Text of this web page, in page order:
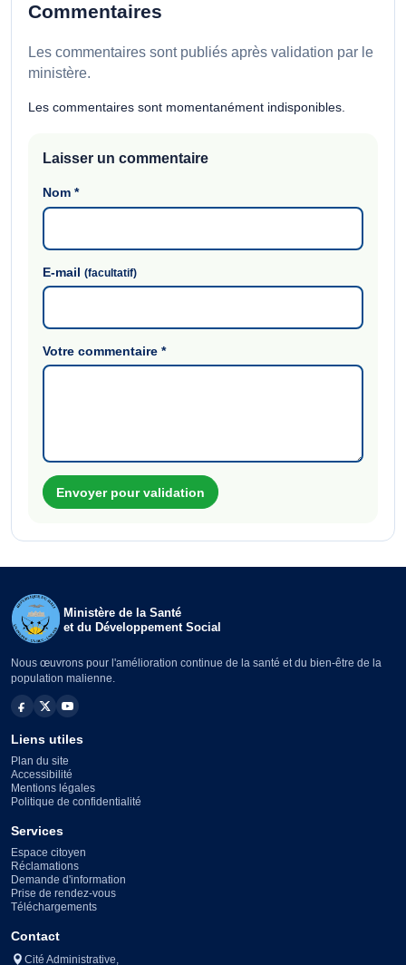
Commentaires
Les commentaires sont publiés après validation par le
ministère.
Les commentaires sont momentanément indisponibles.
Laisser un commentaire
Nom*
E-mail(facultatif)
Votre commentaire*
Envoyer pour validation
Ministère de la Santé
et du Développement Social
Nous œuvrons pour l'amélioration continue de la santé et du bien-être de la
population malienne.
Liens utiles
Plan du site
Accessibilité
Mentions légales
Politique de confidentialité
Services
Espace citoyen
Réclamations
Demande d'information
Prise de rendez-vous
Téléchargements
Contact
Cité Administrative,